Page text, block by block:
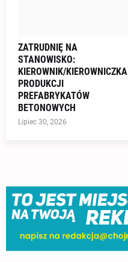
ZATRUDNIĘ NA
STANOWISKO:
KIEROWNIK/KIEROWNICZKA
PRODUKCJI
PREFABRYKATÓW
BETONOWYCH
Lipiec 30, 2026